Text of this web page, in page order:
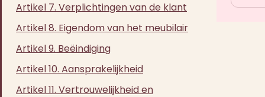
Artikel 7. Verplichtingen van de klant
Artikel 8. Eigendom van het meubilair
Artikel 9. Beëindiging
Artikel 10. Aansprakelijkheid
Artikel 11. Vertrouwelijkheid en